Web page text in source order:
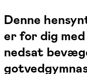
Denne
er for dig
nedsat